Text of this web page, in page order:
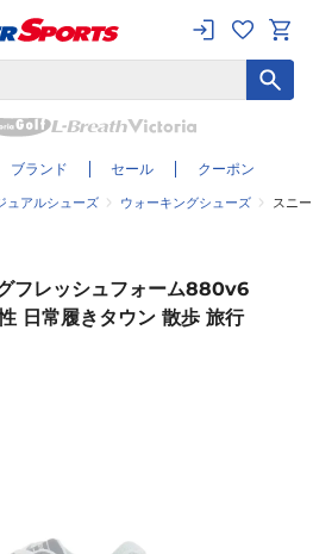
ブランド セール クーポン
ュアルシューズ ウォーキングシューズ スニ
フレッシュフォーム880v6
日常履きタウン 散歩 旅行